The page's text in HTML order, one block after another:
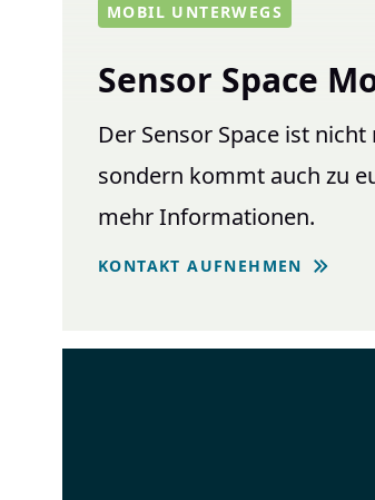
MOBIL UNTERWEGS
Sensor Space
Der Sensor Space ist
sondern kommt auch zu
mehr Informationen.
KONTAKT AUFNEHMEN